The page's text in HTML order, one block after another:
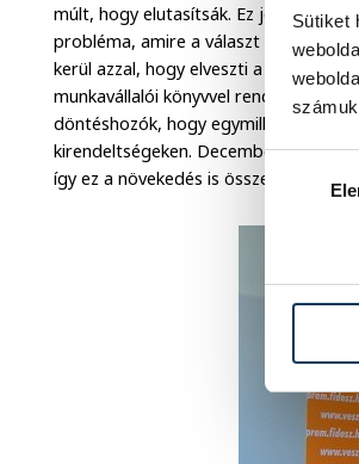
Sütiket
múlt, hogy elutasítsák. Ez jelzi, hogy
probléma, amire a választ nem lehet
kerül azzal, hogy elveszti a munkáját,
munkavállalói könyvvel rendelkezők
döntéshozók, hogy egymillió
kirendeltségeken. December óta
így ez a növekedés is összecsúszott a